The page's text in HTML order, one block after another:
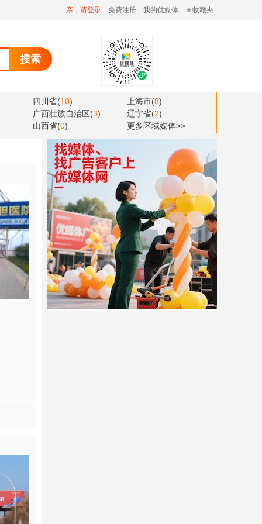
亲，请登录 免费注册 我的优媒体 收藏夹
搜索
四川省(10) 上海市(8)
广西壮族自治区(3) 辽宁省(2)
山西省(0) 更多区域媒体>>